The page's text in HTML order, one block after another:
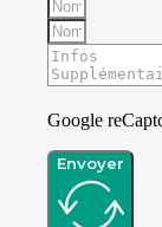
Google
Envoyer